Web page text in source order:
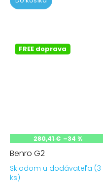
FREE doprava
280,41 € –34 %
Benro G2
Skladom u dodávateľa (3
ks)